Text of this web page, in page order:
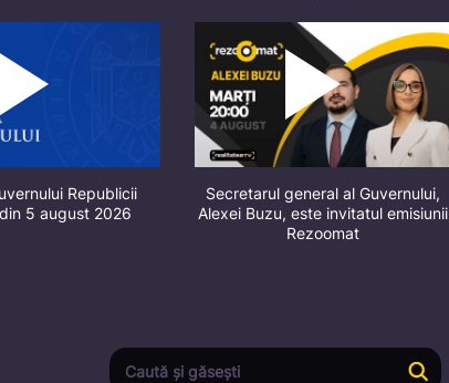
Republicii
5 august 2026
Secretarul general al Guvernului,
Alexei Buzu, este invitatul emisiunii
Rezoomat